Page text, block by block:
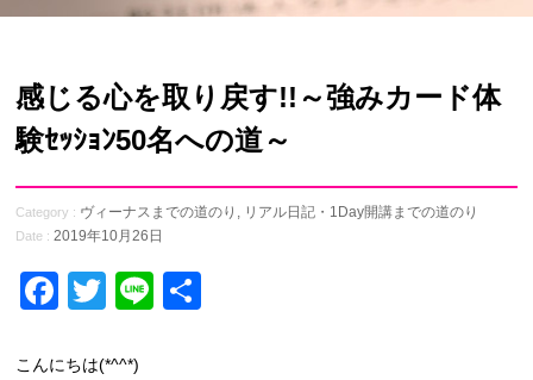
感じる心を取り戻す!!～強みカード体
験ｾｯｼｮﾝ50名への道～
Category : ヴィーナスまでの道のり , リアル日記・1Day開講までの道のり
Date : 2019年10月26日
Facebook
Twitter
Line
こんにちは(*^^*)